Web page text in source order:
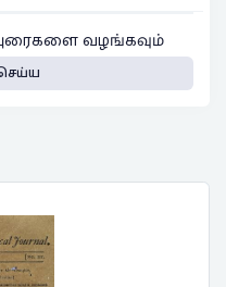
வழங்கவும்